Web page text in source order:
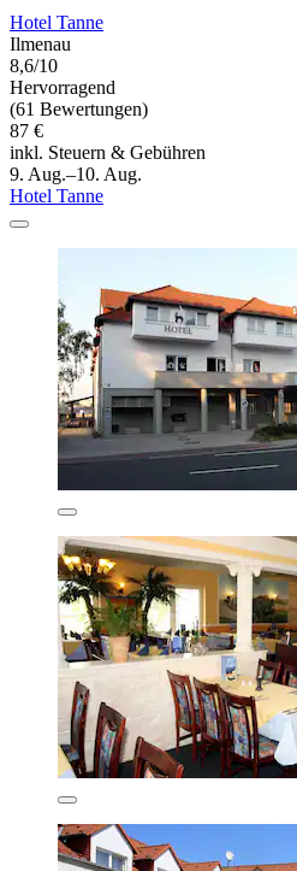
Hotel Tanne
Ilmenau
8,6/10
Hervorragend
(61 Bewertungen)
87 €
inkl. Steuern & Gebühren
9. Aug.–10. Aug.
Hotel Tanne